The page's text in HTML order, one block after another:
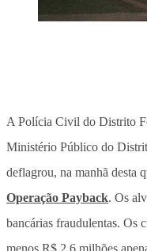
A Polícia Civil do Distrito
Ministério Público do
deflagrou, na manhã desta
Operação Payback. Os
bancárias fraudulentas. Os
menos R$ 2,6 milhões